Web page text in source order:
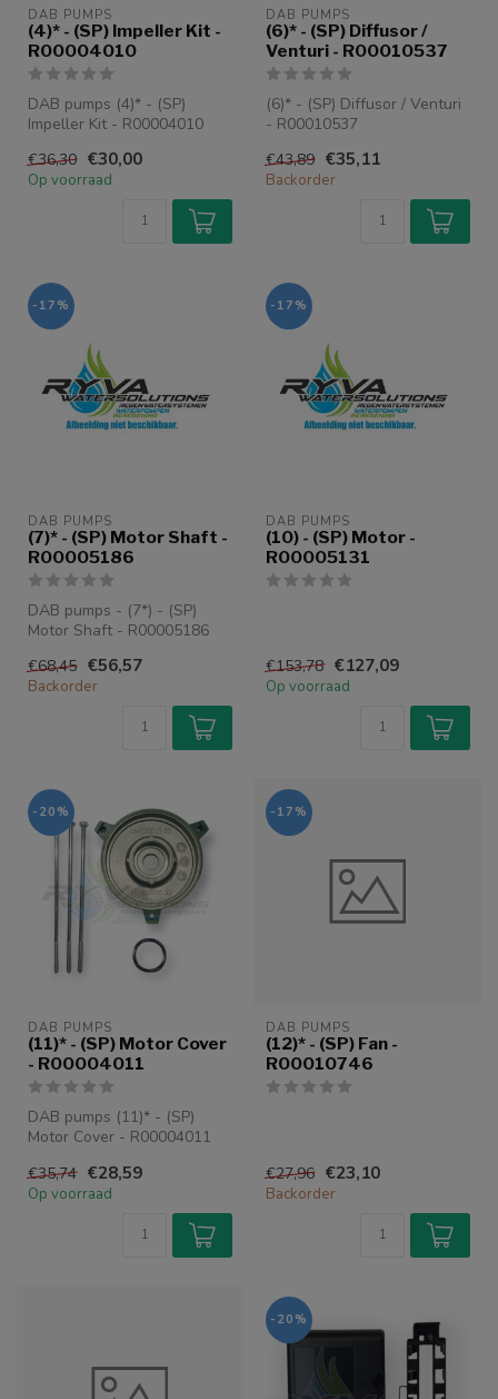
DAB PUMPS
(4)* - (SP) Impeller Kit -
R00004010
DAB pumps (4)* - (SP)
Impeller Kit - R00004010
€36,30 €30,00
Op voorraad
DAB PUMPS
(6)* - (SP) Diffusor /
Venturi - R00010537
(6)* - (SP) Diffusor / Venturi
- R00010537
€43,89 €35,11
Backorder
-17%
DAB PUMPS
(7)* - (SP) Motor Shaft -
R00005186
DAB pumps - (7*) - (SP)
Motor Shaft - R00005186
€68,45 €56,57
Backorder
-17%
DAB PUMPS
(10) - (SP) Motor -
R00005131
€153,78 €127,09
Op voorraad
-20%
DAB PUMPS
(11)* - (SP) Motor Cover
- R00004011
DAB pumps (11)* - (SP)
Motor Cover - R00004011
€35,74 €28,59
Op voorraad
-17%
DAB PUMPS
(12)* - (SP) Fan -
R00010746
€27,96 €23,10
Backorder
-20%